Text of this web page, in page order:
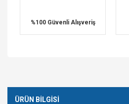
%100 Güvenli Alışveriş
ÜRÜN BILGISI